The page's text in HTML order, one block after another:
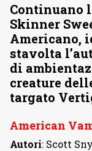
Continuano
Skinner
Americano,
stavolta
di
creature
targato
American
Autori: Scott